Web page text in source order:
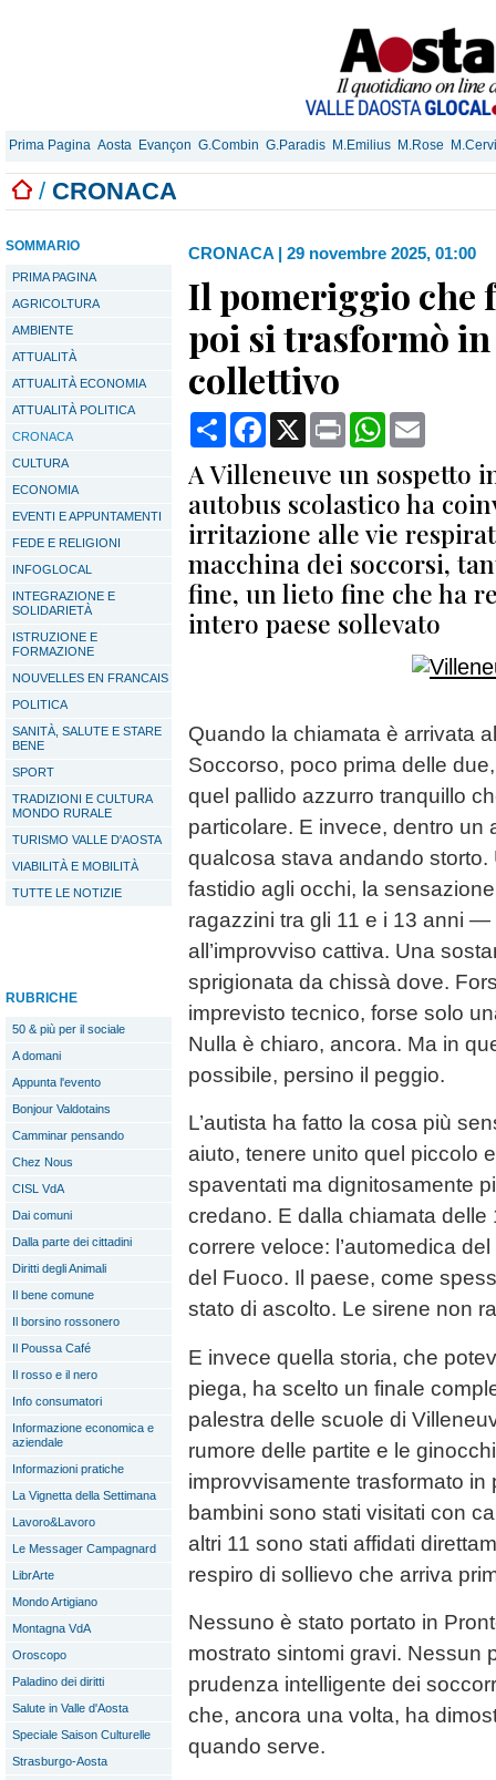
Prima Pagina Aosta Evançon G.Combin G.Paradis M.Emilius M.Rose
/ CRONACA
SOMMARIO
PRIMA PAGINA
AGRICOLTURA
AMBIENTE
ATTUALITÀ
ATTUALITÀ ECONOMIA
ATTUALITÀ POLITICA
CRONACA
CULTURA
ECONOMIA
EVENTI E APPUNTAMENTI
FEDE E RELIGIONI
INFOGLOCAL
INTEGRAZIONE E
SOLIDARIETÀ
ISTRUZIONE E
FORMAZIONE
NOUVELLES EN FRANCAIS
POLITICA
SANITÀ, SALUTE E STARE
BENE
SPORT
TRADIZIONI E CULTURA
MONDO RURALE
TURISMO VALLE D'AOSTA
VIABILITÀ E MOBILITÀ
TUTTE LE NOTIZIE
RUBRICHE
50 & più per il sociale
A domani
Appunta l'evento
Bonjour Valdotains
Camminar pensando
Chez Nous
CISL VdA
Dai comuni
Dalla parte dei cittadini
Diritti degli Animali
Il bene comune
Il borsino rossonero
Il Poussa Café
Il rosso e il nero
Info consumatori
Informazione economica e
aziendale
Informazioni pratiche
La Vignetta della Settimana
Lavoro&Lavoro
Le Messager Campagnard
LibrArte
Mondo Artigiano
Montagna VdA
Oroscopo
Paladino dei diritti
Salute in Valle d'Aosta
Speciale Saison Culturelle
Strasburgo-Aosta
CRONACA | 29 novembre 2025, 01:00
Il pomeriggio che
poi si trasformò
collettivo
CondividiFacebook
X Print WhatsApp
A Villeneuve un sospetto
autobus scolastico ha
irritazione alle vie
macchina dei soccorsi,
fine, un lieto fine che ha
intero paese sollevato
Quando la chiamata è arrivata
Soccorso, poco prima delle
quel pallido azzurro tranquillo
particolare. E invece, dentro un
qualcosa stava andando storto.
fastidio agli occhi, la
ragazzini tra gli 11 e i 13 anni —
all’improvviso cattiva. Una
sprigionata da chissà dove.
imprevisto tecnico, forse solo
Nulla è chiaro, ancora. Ma in
possibile, persino il peggio.
L’autista ha fatto la cosa più
aiuto, tenere unito quel piccolo
spaventati ma dignitosamente
credano. E dalla chiamata
correre veloce: l’automedica
del Fuoco. Il paese, come
stato di ascolto. Le sirene non
E invece quella storia, che
piega, ha scelto un finale
palestra delle scuole di
rumore delle partite e le
improvvisamente trasformato
bambini sono stati visitati con
altri 11 sono stati affidati
respiro di sollievo che arriva
Nessuno è stato portato in
mostrato sintomi gravi. Nessun
prudenza intelligente dei
che, ancora una volta, ha
quando serve.